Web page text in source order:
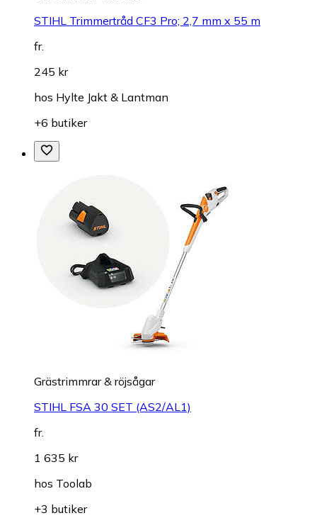
STIHL Trimmertråd CF3 Pro; 2,7 mm x 55 m
fr.
245 kr
hos Hylte Jakt & Lantman
+6 butiker
Grästrimmrar & röjsågar
STIHL FSA 30 SET (AS2/AL1)
fr.
1 635 kr
hos Toolab
+3 butiker